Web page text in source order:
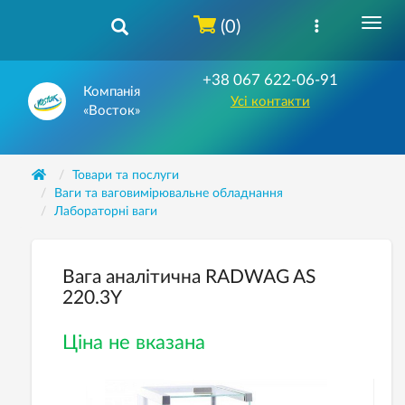
Компанія
«Восток»
+38 067 622-06-91
Усі контакти
(0)
Товари та послуги
Ваги та ваговимірювальне обладнання
Лабораторні ваги
Вага аналітична RADWAG AS
220.3Y
Ціна не вказана